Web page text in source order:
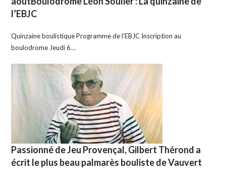
l’EBJC
Quinzaine boulistique Programme de l’EBJC Inscription au
boulodrome Jeudi 6…
Passionné de Jeu Provençal, Gilbert Thérond a
écrit le plus beau palmarès bouliste de Vauvert